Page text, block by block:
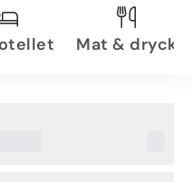
Mat & dryck